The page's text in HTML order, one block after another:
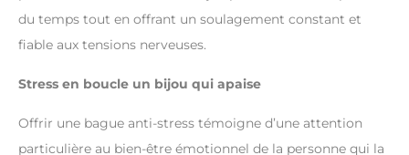
du temps tout en offrant un soulagement constant et
fiable aux tensions nerveuses.
Stress en boucle un bijou qui apaise
Offrir une bague anti-stress témoigne d’une attention
particulière au bien-être émotionnel de la personne qui la